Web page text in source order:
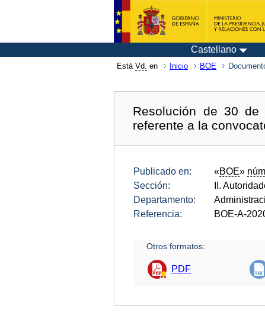
Castellano
Está Vd. en Inicio BOE
Resolución de 30 de
referente a la
Publicado en: «BOE»
Sección:
II.
Departamento:
Referencia:
BOE-A-
Otros formatos:
PDF